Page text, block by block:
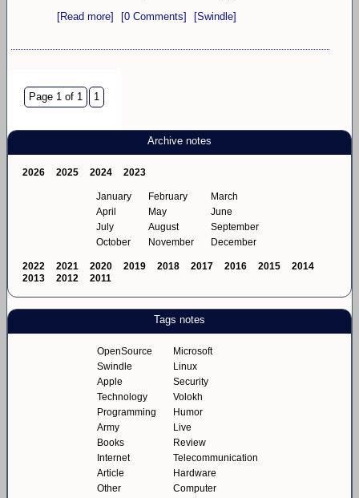
[Read more]
[0 Comments] [Swindle]
Page 1 of 1 1
Archive notes
2026 2025 2024 2023
January February
March
April
May
June
July
August
September
October
November December
2022 2021 2020 2019 2018 2017 2016 2015
2014
2013
2012 2011
Tags notes
OpenSource
Microsoft
Swindle
Linux
Apple
Security
Technology
Volokh
Programming
Humor
Army
Live
Books
Review
Internet
Telecommunication
Article
Hardware
Other
Computer